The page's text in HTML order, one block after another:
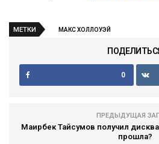
МЕТКИ МАКС ХОЛЛОУЭЙ
0
ПРЕДЫДУЩАЯ
Маирбек Тайсумов получил
прошла?